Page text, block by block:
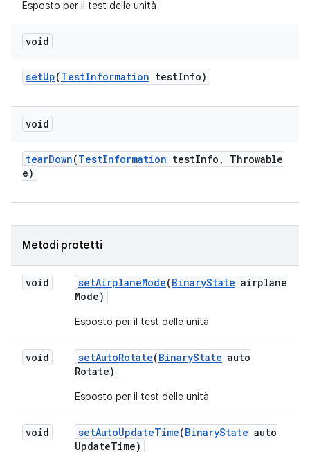
Esposto per il test delle unità
void
setUp(TestInformation testInfo)
void
tearDown(TestInformation testInfo ,
Throwable
e)
Metodi protetti
void setAirplaneMode(BinaryState airplane
Mode)
Esposto per il test delle unità
void setAutoRotate(BinaryState auto
Rotate)
Esposto per il test delle unità
void setAutoUpdateTime(BinaryState auto
UpdateTime)